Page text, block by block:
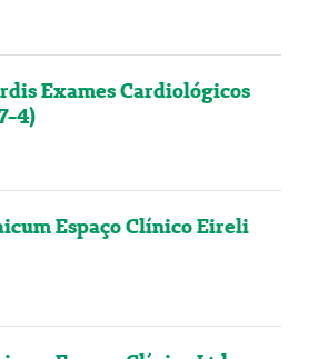
Exames Cardiológicos
4)
Espaço Clínico Eireli